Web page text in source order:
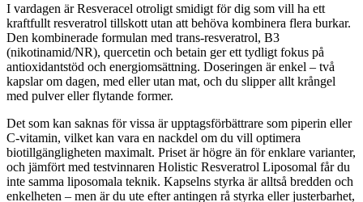
I vardagen är Resveracel otroligt smidigt för dig som vill ha ett
kraftfullt resveratrol tillskott utan att behöva kombinera flera burkar.
Den kombinerade formulan med trans-resveratrol, B3
(nikotinamid/NR), quercetin och betain ger ett tydligt fokus på
antioxidantstöd och energiomsättning. Doseringen är enkel – två
kapslar om dagen, med eller utan mat, och du slipper allt krångel
med pulver eller flytande former.
Det som kan saknas för vissa är upptagsförbättrare som piperin eller
C-vitamin, vilket kan vara en nackdel om du vill optimera
biotillgängligheten maximalt. Priset är högre än för enklare varianter,
och jämfört med testvinnaren Holistic Resveratrol Liposomal får du
inte samma liposomala teknik. Kapselns styrka är alltså bredden och
enkelheten – men är du ute efter antingen rå styrka eller justerbarhet,